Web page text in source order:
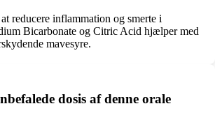
reducere inflammation og smerte i
Bicarbonate og Citric Acid hjælper med
mavesyre.
dosis af denne orale